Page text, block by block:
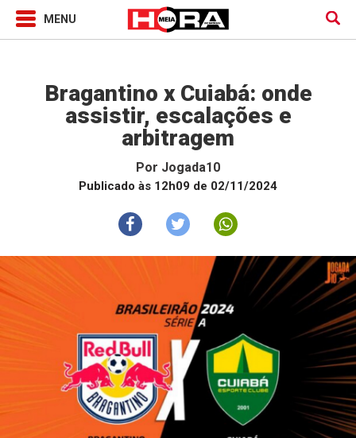
Bragantino x Cuiabá: onde
assistir, escalações e
arbitragem
Por Jogada10
Publicado às 12h09 de 02/11/2024